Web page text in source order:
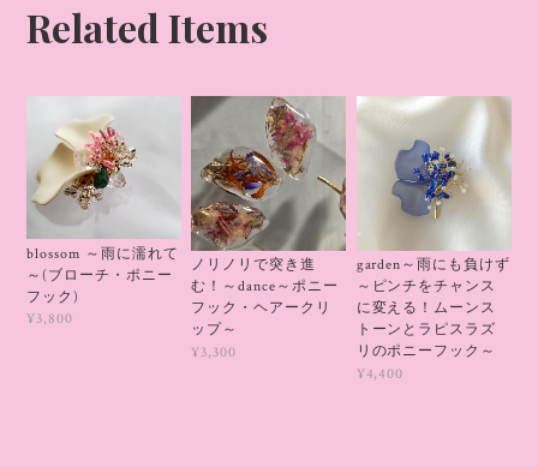
Related Items
blossom ～雨に濡れて
～(ブローチ・ポニー
フック)
¥3,800
ノリノリで突き進
む！～dance～ポニー
フック・ヘアークリ
ップ～
¥3,300
garden～雨にも負けず
～ピンチをチャンス
に変える！ムーンス
トーンとラピスラズ
リのポニーフック～
¥4,400